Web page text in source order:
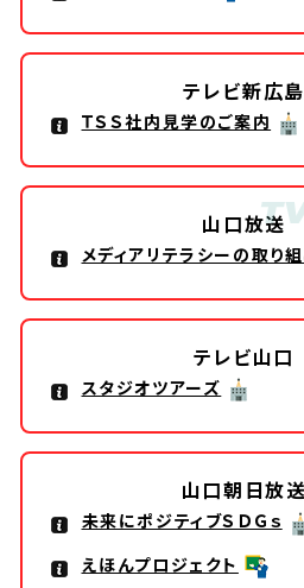
テレビ新広島
ＴＳＳ社内見学のご案内
山口放送
メディアリテラシーの取り
テレビ山口
スタジオツアーズ
山口朝日放送
未来にポジティブＳＤＧｓ
えほんプロジェクト